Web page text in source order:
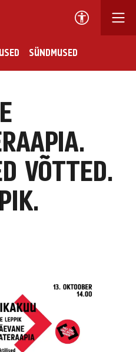
SÜNDMUSED
VÕTTED.